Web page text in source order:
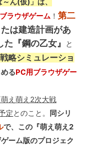
ラウザゲーム ！第二
は建造計画があ
『鋼の乙女』
と
略シミュレーショ
るPC用ブラウザゲー
え萌え2次大戦
定とのこと。 同シリ
で、この『萌え萌え2
ーム版のプロジェク